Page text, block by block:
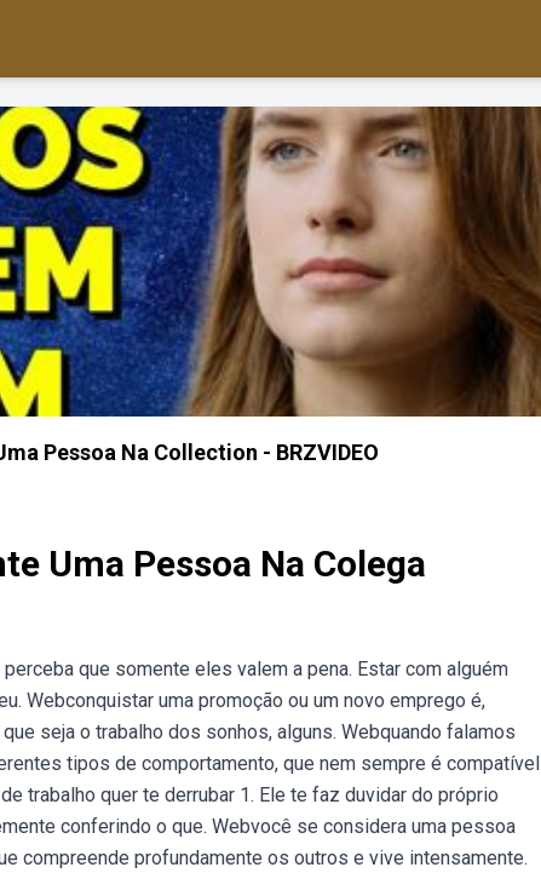
Pessoa Na Collection - BRZVIDEO
Uma Pessoa Na Colega
que somente eles valem a pena. Estar com alguém
Webconquistar uma promoção ou um novo emprego é,
seja o trabalho dos sonhos, alguns. Webquando falamos
tipos de comportamento, que nem sempre é compatível
trabalho quer te derrubar 1. Ele te faz duvidar do próprio
conferindo o que. Webvocê se considera uma pessoa
compreende profundamente os outros e vive intensamente.